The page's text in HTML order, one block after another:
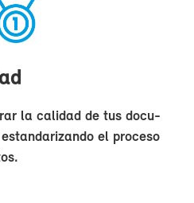
la ca­li­dad de tus do­cu­
el pro­ce­so